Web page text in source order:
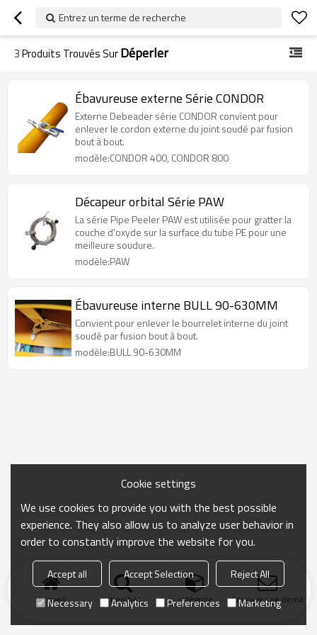
Entrez un terme de recherche
3Produits Trouvés SurDéperler
Ébavureuse externe Série CONDOR
Externe Debeader série CONDOR convient pour
enlever le cordon externe du joint soudé par fusion
bout à bout.
modèle:CONDOR 400, CONDOR 800
Décapeur orbital Série PAW
La série Pipe Peeler PAW est utilisée pour gratter la
couche d'oxyde sur la surface du tube PE pour une
meilleure soudure.
modèle:PAW
Ébavureuse interne BULL 90-630MM
Convient pour enlever le bourrelet interne du joint
soudé par fusion bout à bout.
modèle:BULL 90-630MM
Accueil chercher catégorie Envoyer une
Cookie settings
We use cookies to provide you with the best possible
experience. They also allow us to analyze user behavior in
order to constantly improve the website for you.
Accept all Accept Selection
Reject All
Necessary
Analytics Preferences Marketing